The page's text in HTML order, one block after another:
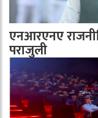
एनआरएनए
पराजुली